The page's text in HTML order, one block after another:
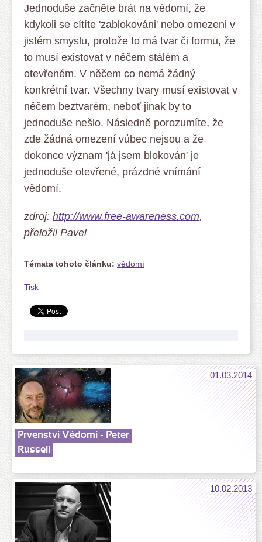
Jednoduše začněte brát na vědomí, že
kdykoli se cítíte 'zablokováni' nebo omezeni v
jistém smyslu, protože to má tvar či formu, že
to musí existovat v něčem stálém a
otevřeném. V něčem co nemá žádný
konkrétní tvar. Všechny tvary musí existovat v
něčem beztvarém, neboť jinak by to
jednoduše nešlo. Následně porozumíte, že
zde žádná omezení vůbec nejsou a že
dokonce význam 'já jsem blokován' je
jednoduše otevřené, prázdné vnímání
vědomí.
zdroj: http://www.free-awareness.com,
přeložil Pavel
Témata tohoto článku: vědomí
Tisk
01.03.2014
Prvenství Vědomí - Peter
Russell
10.02.2013